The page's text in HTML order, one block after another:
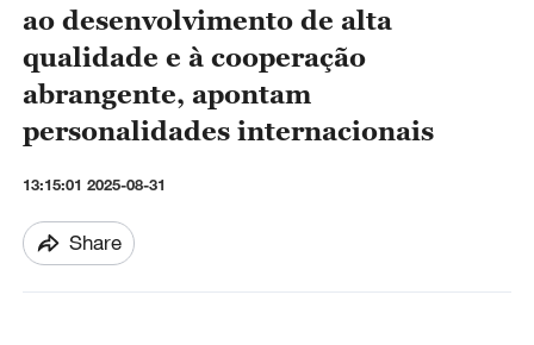
ao desenvolvimento de alta
qualidade e à cooperação
abrangente, apontam
personalidades internacionais
13:15:01 2025-08-31
Share